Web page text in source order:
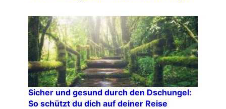
Sicher und gesund durch den Dschungel:
So schützt du dich auf deiner Reise